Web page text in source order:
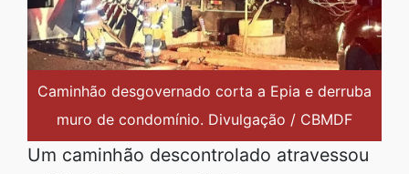
Caminhão desgovernado corta a Epia e derruba
muro de condomínio. Divulgação / CBMDF
Um caminhão descontrolado atravessou